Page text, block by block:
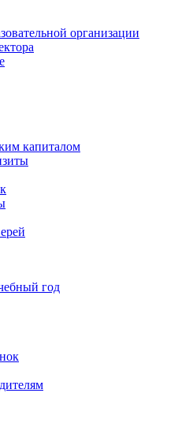
организации
капиталом
год